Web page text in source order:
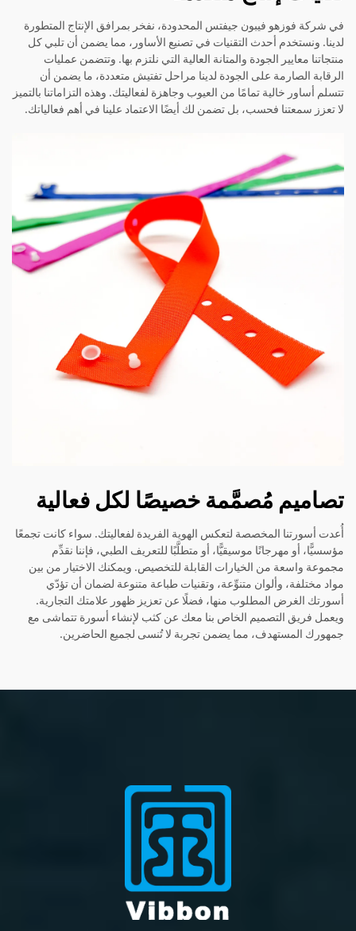
في شركة فوزهو فيبون جيفتس المحدودة، نفخر بمرافق الإنتاج المتطورة
لدينا. ونستخدم أحدث التقنيات في تصنيع الأساور، مما يضمن أن تلبي كل
منتجاتنا معايير الجودة والمتانة العالية التي نلتزم بها. وتتضمن عمليات
الرقابة الصارمة على الجودة لدينا مراحل تفتيش متعددة، ما يضمن أن
تتسلم أساور خالية تمامًا من العيوب وجاهزة لفعاليتك. وهذه التزاماتنا بالتميز
لا تعزز سمعتنا فحسب، بل تضمن لك أيضًا الاعتماد علينا في أهم فعالياتك.
تصاميم مُصمَّمة خصيصًا لكل فعالية
أُعدت أسورتنا المخصصة لتعكس الهوية الفريدة لفعاليتك. سواء كانت تجمعًا
مؤسسيًّا، أو مهرجانًا موسيقيًّا، أو متطلَّبًا للتعريف الطبي، فإننا نقدِّم
مجموعة واسعة من الخيارات القابلة للتخصيص. ويمكنك الاختيار من بين
مواد مختلفة، وألوان متنوِّعة، وتقنيات طباعة متنوعة لضمان أن تؤدّي
أسورتك الغرض المطلوب منها، فضلًا عن تعزيز ظهور علامتك التجارية.
ويعمل فريق التصميم الخاص بنا معك عن كثب لإنشاء أسورة تتماشى مع
جمهورك المستهدف، مما يضمن تجربة لا تُنسى لجميع الحاضرين.